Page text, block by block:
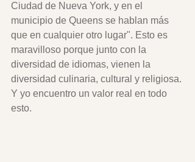
Ciudad de Nueva York, y en el
municipio de Queens se hablan más
que en cualquier otro lugar". Esto es
maravilloso porque junto con la
diversidad de idiomas, vienen la
diversidad culinaria, cultural y religiosa.
Y yo encuentro un valor real en todo
esto.